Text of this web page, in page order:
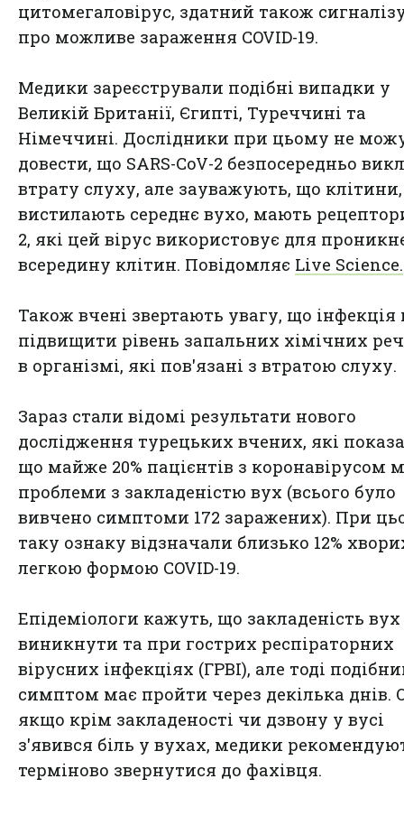
цитомегаловірус, здатний також
про можливе зараження COVID-19.
Медики зареєстрували подібні випадки у
Великій Британії, Єгипті, Туреччині та
Німеччині. Дослідники при цьому не
довести, що SARS-CoV-2 безпосередньо
втрату слуху, але зауважують, що
вистилають середнє вухо, мають
2, які цей вірус використовує для
всередину клітин. Повідомляє Live Science.
Також вчені звертають увагу, що
підвищити рівень запальних хімічних
в організмі, які пов'язані з втратою слуху.
Зараз стали відомі результати нового
дослідження турецьких вчених, які
що майже 20% пацієнтів з коронавірусом
проблеми з закладеністю вух (всього було
вивчено симптоми 172 заражених). При
таку ознаку відзначали близько 12%
легкою формою COVID-19.
Епідеміологи кажуть, що закладеність
виникнути та при гострих респіраторних
вірусних інфекціях (ГРВІ), але тоді
симптом має пройти через декілька днів.
якщо крім закладеності чи дзвону у вусі
з'явився біль у вухах, медики
терміново звернутися до фахівця.